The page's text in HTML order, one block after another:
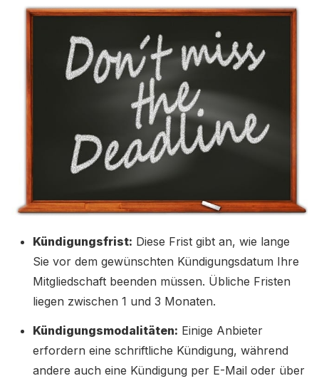
Kündigungsfrist: Diese Frist gibt an, wie lange
Sie vor dem gewünschten Kündigungsdatum Ihre
Mitgliedschaft beenden müssen. Übliche Fristen
liegen zwischen 1 und 3 Monaten.
Kündigungsmodalitäten: Einige Anbieter
erfordern eine schriftliche Kündigung, während
andere auch eine Kündigung per E-Mail oder über